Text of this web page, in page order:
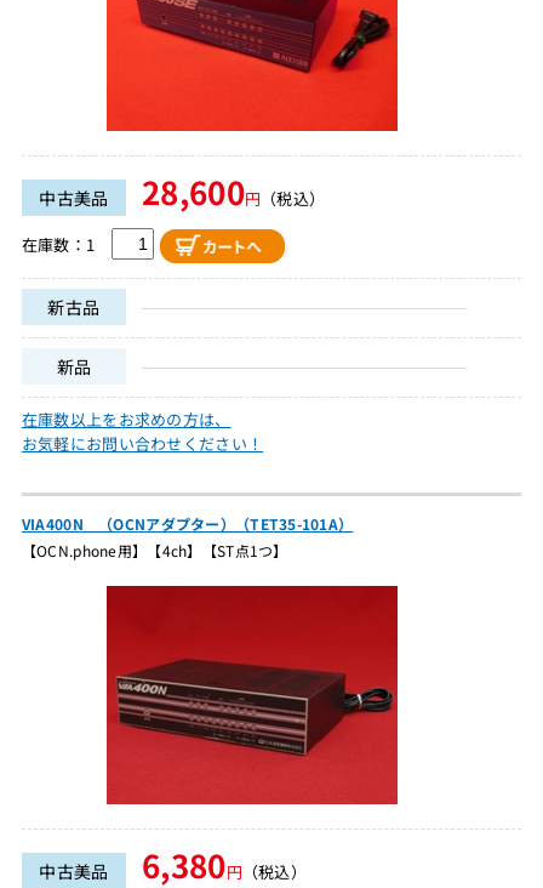
中古美品 28,600円 （税込）
在庫数：1
新古品
新品
在庫数以上をお求めの方は、
お気軽にお問い合わせください！
VIA400N （OCNアダプター）（TET35-101A）
【OCN.phone用】【4ch】【ST点1つ】
中古美品 6,380円 （税込）